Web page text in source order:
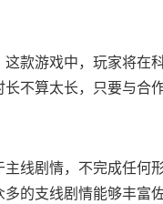
款游戏中，玩家将在
不算太长，只要与合
线剧情，不完成任何
的支线剧情能够丰富